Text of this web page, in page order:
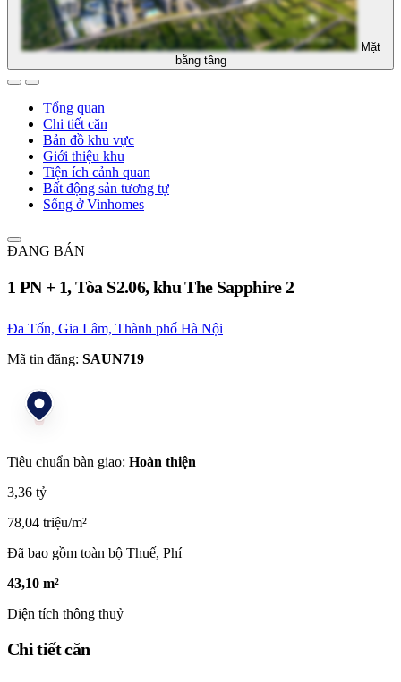
Mặt
bằng tầng
Tổng quan
Chi tiết căn
Bản đồ khu vực
Giới thiệu khu
Tiện ích cảnh quan
Bất động sản tương tự
Sống ở Vinhomes
ĐANG BÁN
1 PN + 1, Tòa S2.06, khu The Sapphire 2
Đa Tốn, Gia Lâm, Thành phố Hà Nội
Mã tin đăng: SAUN719
Tiêu chuẩn bàn giao: Hoàn thiện
3,36 tỷ
78,04 triệu/m²
Đã bao gồm toàn bộ Thuế, Phí
43,10 m²
Diện tích thông thuỷ
Chi tiết căn